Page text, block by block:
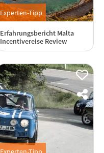
Experten-Tipp
Erfahrungsbericht Malta
Incentivereise Review